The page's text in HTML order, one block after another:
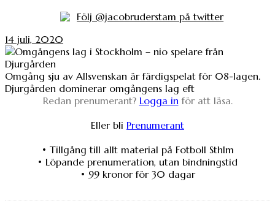
Följ @jacobruderstam på twitter
14 juli, 2020
Omgång sju av Allsvenskan är färdigspelat för 08-lagen.
Djurgården dominerar omgångens lag eft
Redan prenumerant? Logga in för att läsa.
Eller bli Prenumerant
• Tillgång till allt material på Fotboll Sthlm
• Löpande prenumeration, utan bindningstid
• 99 kronor för 30 dagar